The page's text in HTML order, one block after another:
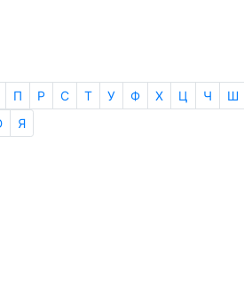
П Р С Т У Ф Х Ц Ч Ш
Я